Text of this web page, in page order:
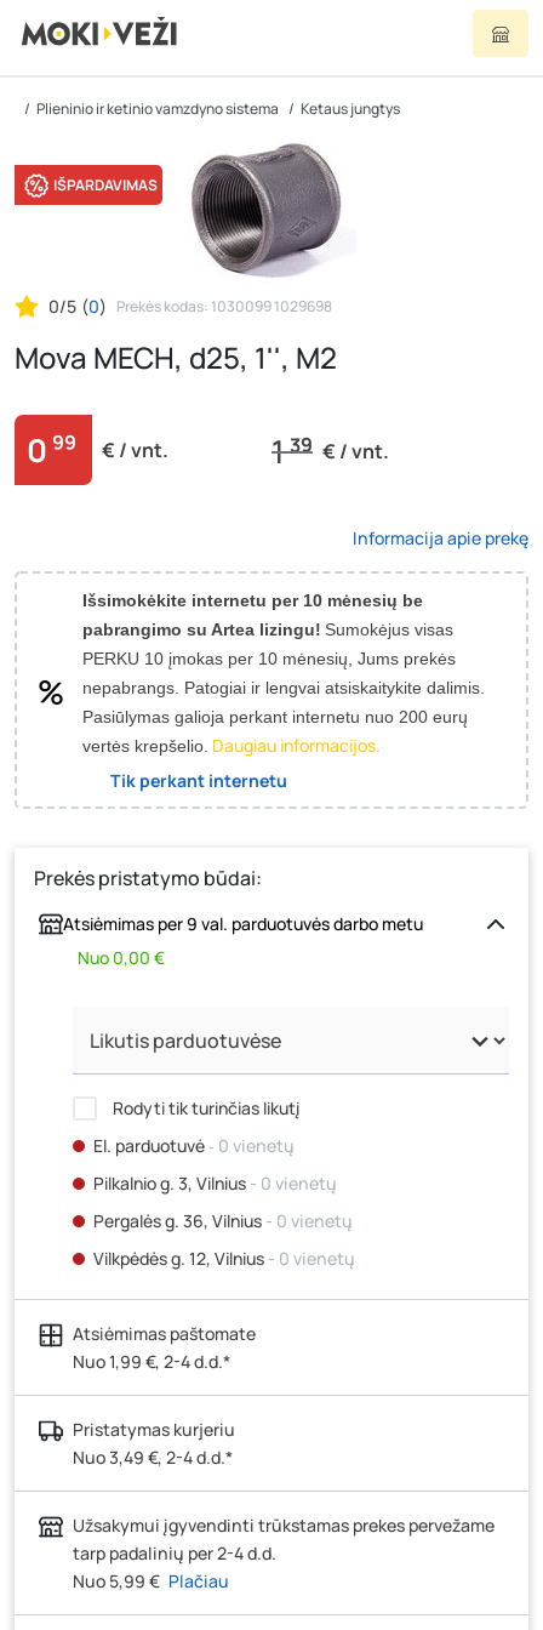
Plieninio ir ketinio vamzdyno sistema Ketaus jungtys
IŠPARDAVIMAS
0/5 (0) Prekės kodas: 1030099 1029698
Mova MECH, d25, 1'', M2
0 99 € / vnt. 139 € / vnt.
Informacija apie prekę
Išsimokėkite internetu per 10 mėnesių be
pabrangimo su Artea lizingu! Sumokėjus visas
PERKU 10 įmokas per 10 mėnesių, Jums prekės
nepabrangs. Patogiai ir lengvai atsiskaitykite dalimis.
Pasiūlymas galioja perkant internetu nuo 200 eurų
vertės krepšelio. Daugiau informacijos.
Tik perkant internetu
Prekės pristatymo būdai:
Atsiėmimas per 9 val. parduotuvės darbo metu
Nuo 0,00 €
Rodyti tik turinčias likutį
El. parduotuvė‐ 0 vienetų
Pilkalnio g. 3, Vilnius - 0 vienetų
Pergalės g. 36, Vilnius - 0 vienetų
Vilkpėdės g. 12, Vilnius - 0 vienetų
Ateities g. 15, Vilnius- 0 vienetų
Kauno r., Narsiečių k., Vytauto g. 183, Kaunas
vienetų
Šilutės pl. 83A, Klaipėda- 2 vienetai
Pramonės g. 7, Šiauliai
Klaipėdos g. 170R, Panevėžys
J. Basanavičiaus g. 6, Utena
Novočėbės k. 3, Kėdainiai
Atsiėmimas paštomate
Nuo 1,99 €, 2-4 d.d.*
Pristatymas kurjeriu
Nuo 3,49 €, 2-4 d.d.*
Užsakymui įgyvendinti trūkstamas prekes pervežame
tarp padalinių per 2-4 d.d.
Nuo 5,99 € Plačiau